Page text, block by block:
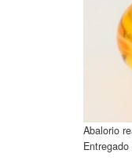
Abalorio